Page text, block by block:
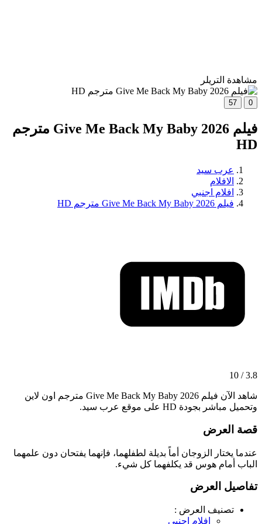
مشاهدة التريلر
0
57
فيلم Give Me Back My Baby 2026 مترجم
HD
عرب سيد
الافلام
افلام اجنبي
فيلم Give Me Back My Baby 2026 مترجم HD
3.8 / 10
شاهد الآن فيلم Give Me Back My Baby 2026 مترجم اون لاين
وتحميل مباشر بجودة HD على موقع عرب سيد.
قصة العرض
عندما يختار الزوجان أماً بديلة لطفلهما، فإنهما يفتحان دون علمهما
الباب أمام هوس قد يكلفهما كل شيء.
تفاصيل العرض
تصنيف العرض :
افلام اجنبي